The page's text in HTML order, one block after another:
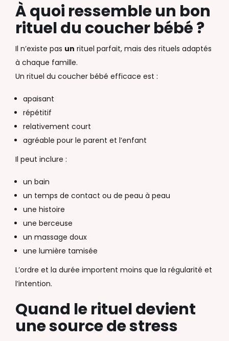
À quoi ressemble un bon
rituel du coucher bébé ?
Il n’existe pas un rituel parfait, mais des rituels adaptés
à chaque famille.
Un rituel du coucher bébé efficace est :
apaisant
répétitif
relativement court
agréable pour le parent et l’enfant
Il peut inclure :
un bain
un temps de contact ou de peau à peau
une histoire
une berceuse
un massage doux
une lumière tamisée
L’ordre et la durée importent moins que la régularité et
l’intention.
Quand le rituel devient
une source de stress